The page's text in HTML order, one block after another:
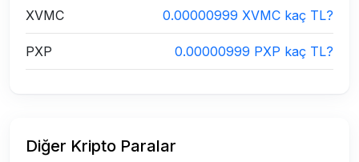
XVMC 0.00000999 XVMC kaç TL?
PXP 0.00000999 PXP kaç TL?
Diğer Kripto Paralar